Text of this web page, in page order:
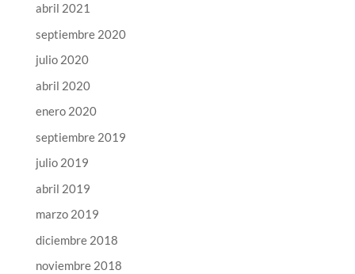
abril 2021
septiembre 2020
julio 2020
abril 2020
enero 2020
septiembre 2019
julio 2019
abril 2019
marzo 2019
diciembre 2018
noviembre 2018